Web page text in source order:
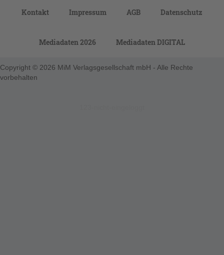
Kontakt Impressum AGB Datenschutz
Mediadaten 2026 Mediadaten DIGITAL
Copyright © 2026 MiM Verlagsgesellschaft mbH - Alle Rechte
vorbehalten